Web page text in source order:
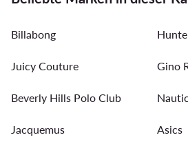
Billabong
Juicy Couture Gino
Beverly Hills Polo Club
Jacquemus Asics